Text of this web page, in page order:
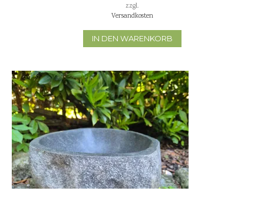
zzgl.
Versandkosten
IN DEN WARENKORB